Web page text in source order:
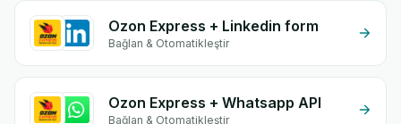
Ozon Express + Linkedin form
Bağlan & Otomatikleştir
Ozon Express + Whatsapp API
Bağlan & Otomatikleştir